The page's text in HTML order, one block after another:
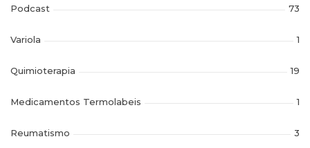
Podcast 73
Variola 1
Quimioterapia 19
Medicamentos Termolabeis 1
Reumatismo 3